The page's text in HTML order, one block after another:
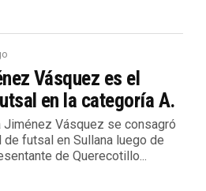
Vásquez es el
en la categoría A.
Jiménez Vásquez se consagró
futsal en Sullana luego de
de Querecotillo...